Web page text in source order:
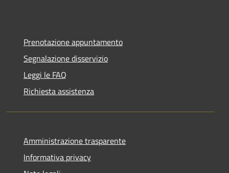
Prenotazione appuntamento
Segnalazione disservizio
Leggi le FAQ
Richiesta assistenza
Amministrazione trasparente
Informativa privacy